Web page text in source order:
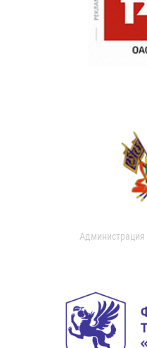
Администрация